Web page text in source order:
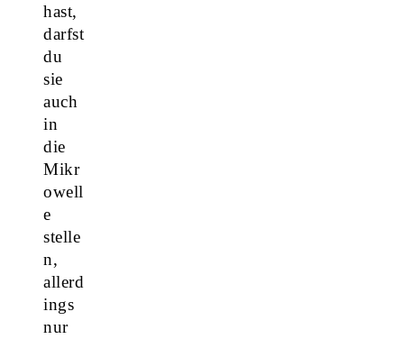
hast,
darfst
du
sie
auch
in
die
Mikr
owell
e
stelle
n,
allerd
ings
nur